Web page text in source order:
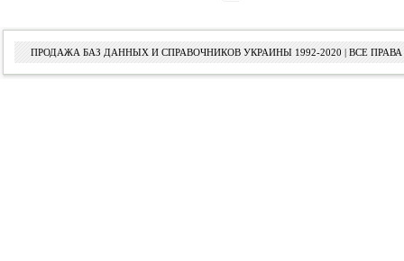
ПРОДАЖА БАЗ ДАННЫХ И СПРАВОЧНИКОВ УКРАИНЫ 1992-2020 | ВСЕ